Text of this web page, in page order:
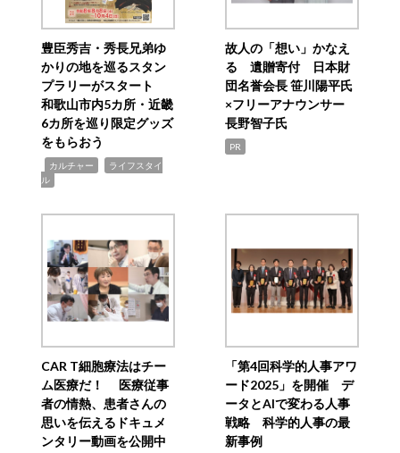
豊臣秀吉・秀長兄弟ゆ
かりの地を巡るスタン
プラリーがスタート
和歌山市内5カ所・近畿
6カ所を巡り限定グッズ
をもらおう
カルチャー
ライフスタイ
ル
故人の「想い」かなえ
る 遺贈寄付 日本財
団名誉会長 笹川陽平氏
×フリーアナウンサー
長野智子氏
PR
CAR T細胞療法はチー
ム医療だ！ 医療従事
者の情熱、患者さんの
思いを伝えるドキュメ
ンタリー動画を公開中
「第4回科学的人事アワ
ード2025」を開催 デ
ータとAIで変わる人事
戦略 科学的人事の最
新事例